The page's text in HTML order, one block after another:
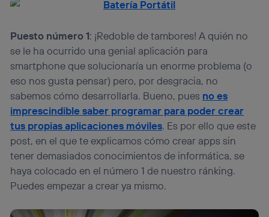
Puesto número 1: ¡Redoble de tambores! A quién no
se le ha ocurrido una genial aplicación para
smartphone que solucionaría un enorme problema (o
eso nos gusta pensar) pero, por desgracia, no
sabemos cómo desarrollarla. Bueno, pues no es
imprescindible saber programar para poder crear
tus propias aplicaciones móviles. Es por ello que este
post, en el que te explicamos cómo crear apps sin
tener demasiados conocimientos de informática, se
haya colocado en el número 1 de nuestro ránking.
Puedes empezar a crear ya mismo.